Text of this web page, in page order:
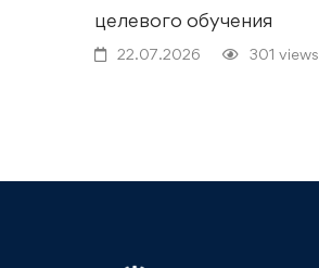
целевого обучения
22.07.2026 301 views